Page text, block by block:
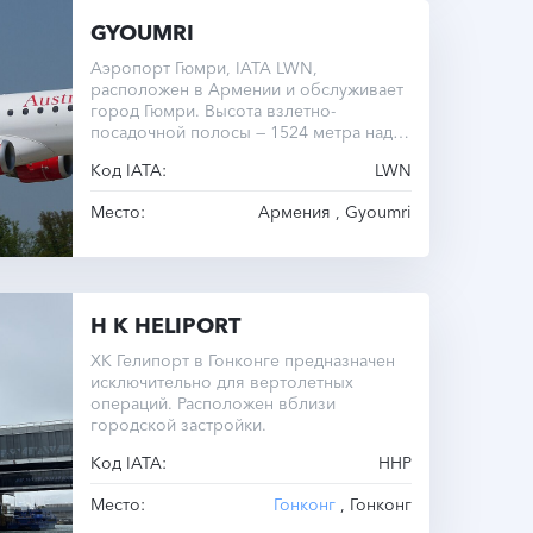
GYOUMRI
Аэропорт Гюмри, IATA LWN,
расположен в Армении и обслуживает
город Гюмри. Высота взлетно-
посадочной полосы — 1524 метра над
пояс — UTC +4.0 круглый год.
Код IATA:
LWN
Место:
Армения , Gyoumri
H K HELIPORT
ХК Гелипорт в Гонконге предназначен
исключительно для вертолетных
операций. Расположен вблизи
городской застройки.
Код IATA:
HHP
Место:
Гонконг , Гонконг